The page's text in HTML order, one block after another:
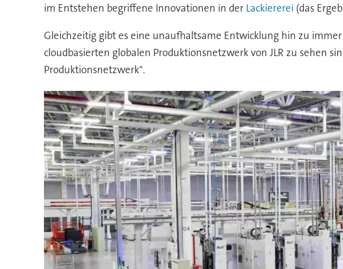
im Entstehen begriffene Innovationen in der Lackiererei (das
Gleichzeitig gibt es eine unaufhaltsame Entwicklung hin zu
cloudbasierten globalen Produktionsnetzwerk von JLR zu sehen
Produktionsnetzwerk".